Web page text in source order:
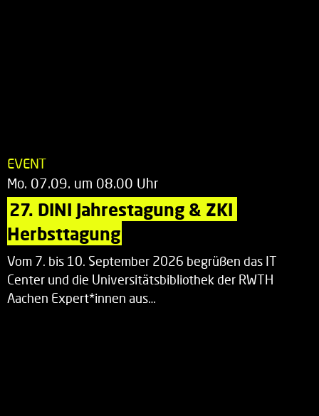
EVENT
Mo. 07.09. um 08.00 Uhr
27. DINI Jahrestagung & ZKI
Herbsttagung
Vom 7. bis 10. September 2026 begrüßen das IT
Center und die Universitätsbibliothek der RWTH
Aachen Expert*innen aus…